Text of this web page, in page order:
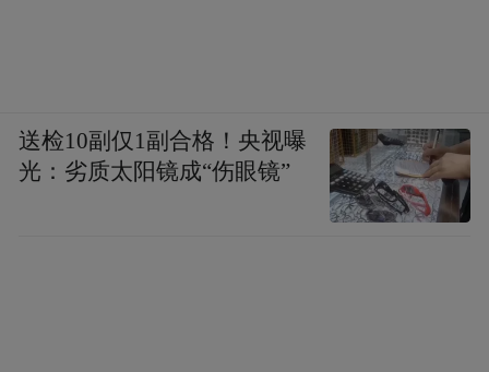
送检10副仅1副合格！央视曝
光：劣质太阳镜成“伤眼镜”